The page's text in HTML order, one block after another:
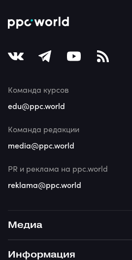
Медиа
Информация
Команда курсов
edu@ppc.world
Команда редакции
media@ppc.world
PR и реклама на ppc.world
reklama@ppc.world